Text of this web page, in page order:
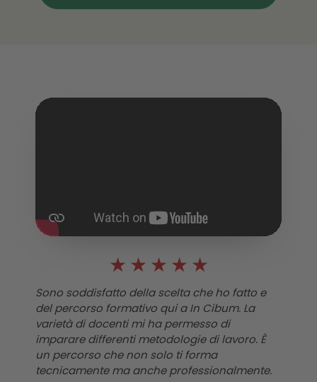
★ ★ ★ ★ ★
Sono soddisfatto della scelta che ho fatto e
del percorso formativo qui a In Cibum. La
varietà di docenti mi ha permesso di
imparare differenti metodologie di lavoro. È
un percorso che non solo ti forma
tecnicamente ma anche professionalmente.